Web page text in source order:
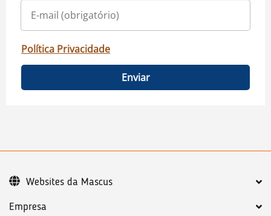
Política Privacidade
Enviar
Empresa
Websites da Mascus